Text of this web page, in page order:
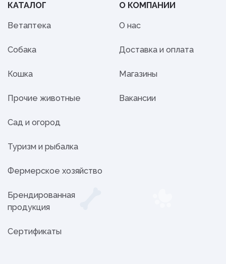
КАТАЛОГ
Ветаптека
Собака
Кошка
Прочие животные
Сад и огород
Туризм и рыбалка
Фермерское хозяйство
Брендированная
продукция
Сертификаты
О КОМПАНИИ
О нас
Доставка и оплата
Магазины
Вакансии